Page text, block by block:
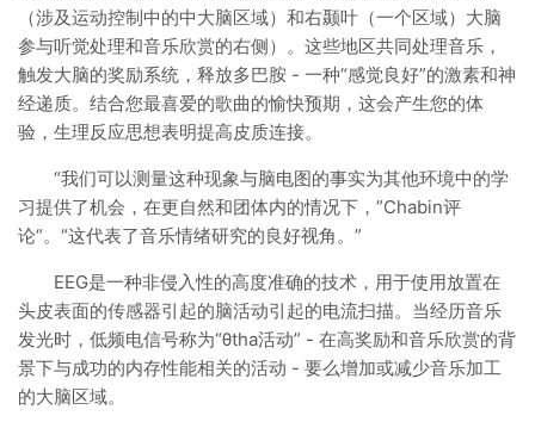
（涉及运动控制中的中大脑区域）和右颞叶（一个区域）大脑
参与听觉处理和音乐欣赏的右侧）。这些地区共同处理音乐，
触发大脑的奖励系统，释放多巴胺 - 一种“感觉良好”的激素和神
经递质。结合您最喜爱的歌曲的愉快预期，这会产生您的体
验，生理反应思想表明提高皮质连接。
“我们可以测量这种现象与脑电图的事实为其他环境中的学
习提供了机会，在更自然和团体内的情况下，”Chabin评
论“。“这代表了音乐情绪研究的良好视角。”
EEG是一种非侵入性的高度准确的技术，用于使用放置在
头皮表面的传感器引起的脑活动引起的电流扫描。当经历音乐
发光时，低频电信号称为“θtha活动” - 在高奖励和音乐欣赏的背
景下与成功的内存性能相关的活动 - 要么增加或减少音乐加工
的大脑区域。